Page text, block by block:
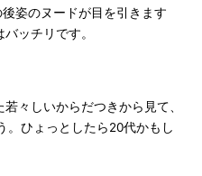
姿のヌードが目を引きます
ッチリです。
々しいからだつきから見て、
。ひょっとしたら20代かもし